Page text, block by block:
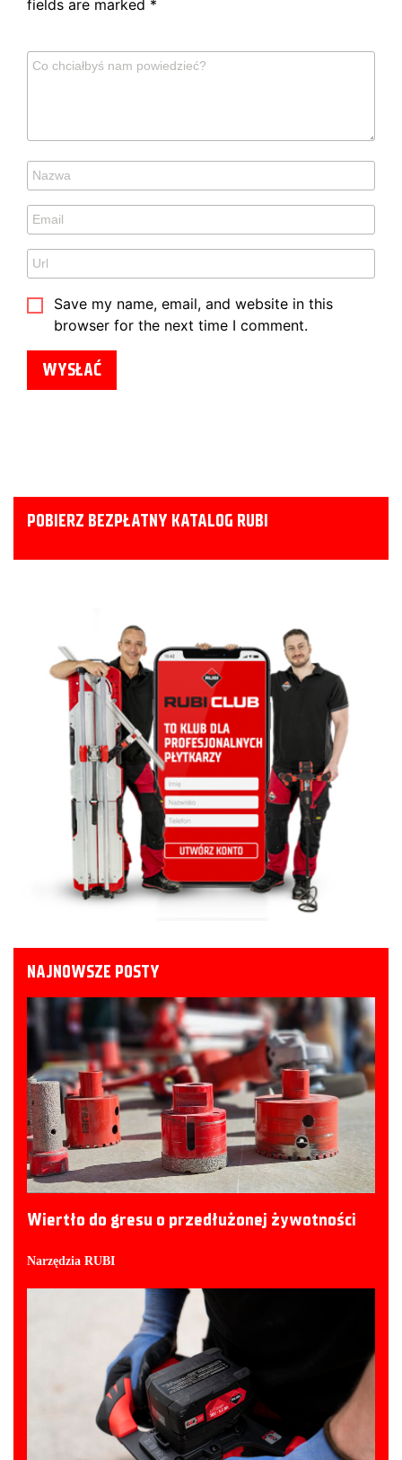
fields are marked *
Save my name, email, and website in this
browser for the next time I comment.
POBIERZ BEZPŁATNY KATALOG RUBI
NAJNOWSZE POSTY
Wiertło do gresu o przedłużonej żywotności
Narzędzia RUBI